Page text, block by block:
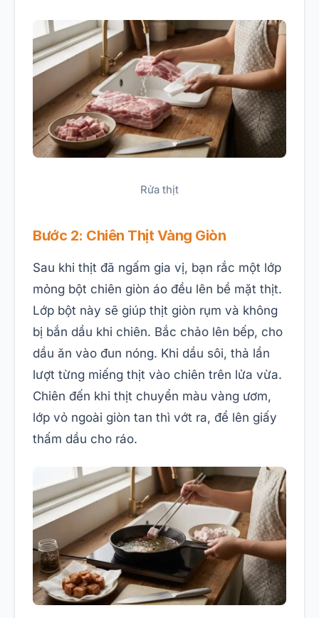
Rửa thịt
Bước 2: Chiên Thịt Vàng Giòn
Sau khi thịt đã ngấm gia vị, bạn rắc một lớp
mỏng bột chiên giòn áo đều lên bề mặt thịt.
Lớp bột này sẽ giúp thịt giòn rụm và không
bị bắn dầu khi chiên. Bắc chảo lên bếp, cho
dầu ăn vào đun nóng. Khi dầu sôi, thả lần
lượt từng miếng thịt vào chiên trên lửa vừa.
Chiên đến khi thịt chuyển màu vàng ươm,
lớp vỏ ngoài giòn tan thì vớt ra, để lên giấy
thấm dầu cho ráo.